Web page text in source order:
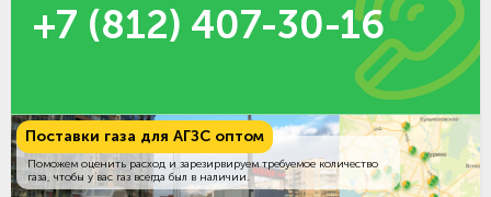
+7 (812) 407-30-16
Поставки газа для АГЗС оптом
Поможем оценить расход и зарезирвируем требуемое количество
газа, чтобы у вас газ всегда был в наличии.